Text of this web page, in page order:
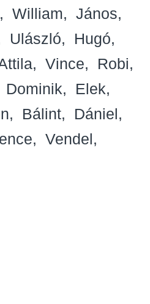
William
János
Ulászló
Hugó
Vince
Robi
Dominik
Elek
Bálint
Dániel
Vendel